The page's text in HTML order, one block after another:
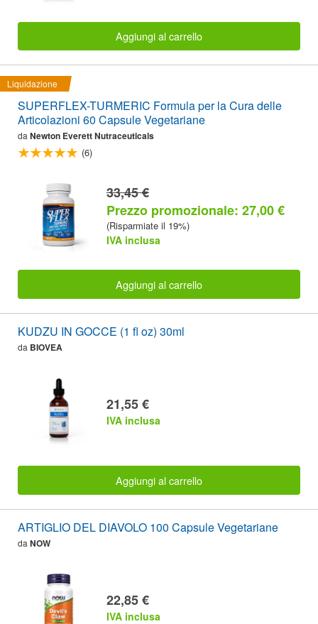
Aggiungi al carrello
Liquidazione
SUPERFLEX-TURMERIC Formula per la Cura delle
Articolazioni 60 Capsule Vegetariane
da Newton Everett Nutraceuticals
(6)
33,45 €
Prezzo promozionale: 27,00 €
(Risparmiate il 19%)
IVA inclusa
Aggiungi al carrello
KUDZU IN GOCCE (1 fl oz) 30ml
da BIOVEA
21,55 €
IVA inclusa
Aggiungi al carrello
ARTIGLIO DEL DIAVOLO 100 Capsule Vegetariane
da NOW
22,85 €
IVA inclusa